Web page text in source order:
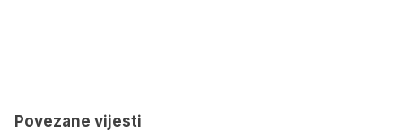
Povezane vijesti